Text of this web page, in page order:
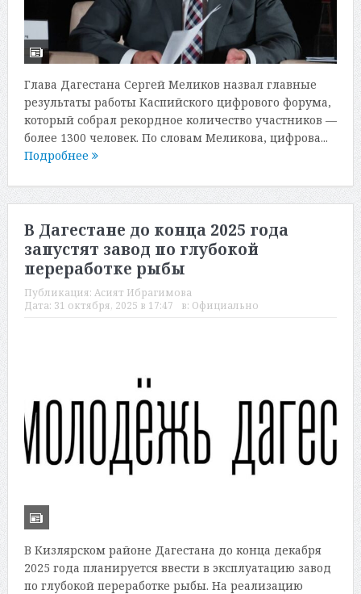
Глава Дагестана Сергей Меликов назвал главные
результаты работы Каспийского цифрового форума,
который собрал рекордное количество участников —
более 1300 человек. По словам Меликова, цифрова...
Подробнее
В Дагестане до конца 2025 года
запустят завод по глубокой
переработке рыбы
Публикация: Асият Ибрагимова
Дата: 31 октября, 2025 в 17:47 в: Официально
В Кизлярском районе Дагестана до конца декабря
2025 года планируется ввести в эксплуатацию завод
по глубокой переработке рыбы. На реализацию